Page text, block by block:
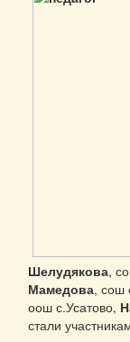
Шелудякова,
Мамедова, сош
оош с.Усатово,
стали